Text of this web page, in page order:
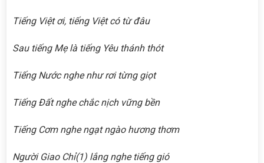
Tiếng Việt ơi, tiếng Việt có từ đâu
Sau tiếng Mẹ là tiếng Yêu thánh thót
Tiếng Nước nghe như rơi từng giọt
Tiếng Đất nghe chắc nịch vững bền
Tiếng Cơm nghe ngạt ngào hương thơm
Người Giao Chỉ(1) lắng nghe tiếng gió